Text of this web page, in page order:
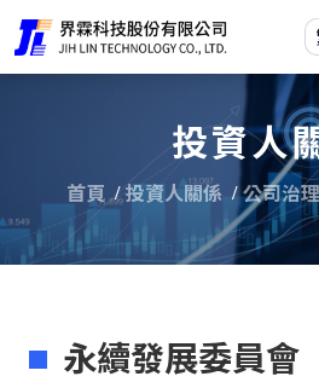
投資人
首頁 投資人關係 公司治理
永續發展委員會